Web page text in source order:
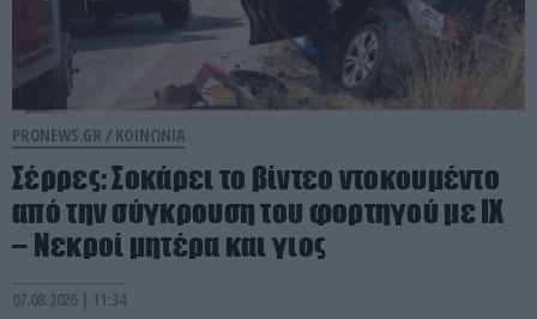
PRONEWS.GR / ΚΟΙΝΩΝΙΑ
Σέρρες: Σοκάρει το βίντεο ντοκουμέντο
από την σύγκρουση του φορτηγού με ΙΧ
– Νεκροί μητέρα και γιος
07.08.2026 | 11:34